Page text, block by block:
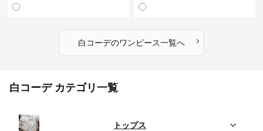
白コーデのワンピース一覧へ ›
白コーデ カテゴリ一覧
トップス